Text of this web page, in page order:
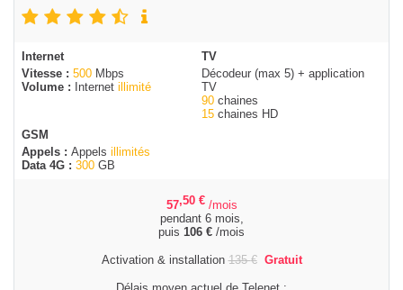
Internet
Vitesse : 500 Mbps
Volume :
Internet illimité
TV
Décodeur (max 5) + application
TV
90 chaines
15 chaines HD
GSM
Appels : Appels illimités
Data 4G : 300 GB
57,50 € /mois
pendant 6 mois,
puis 106 € /mois
Activation & installation135€ Gratuit